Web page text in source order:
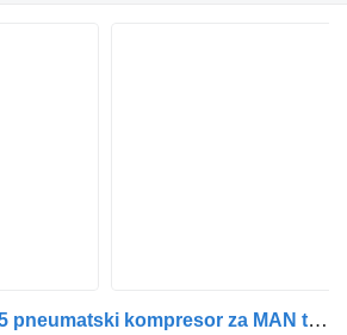
MAN 51.54100-7095 pneumatski kompresor za MAN tegljača